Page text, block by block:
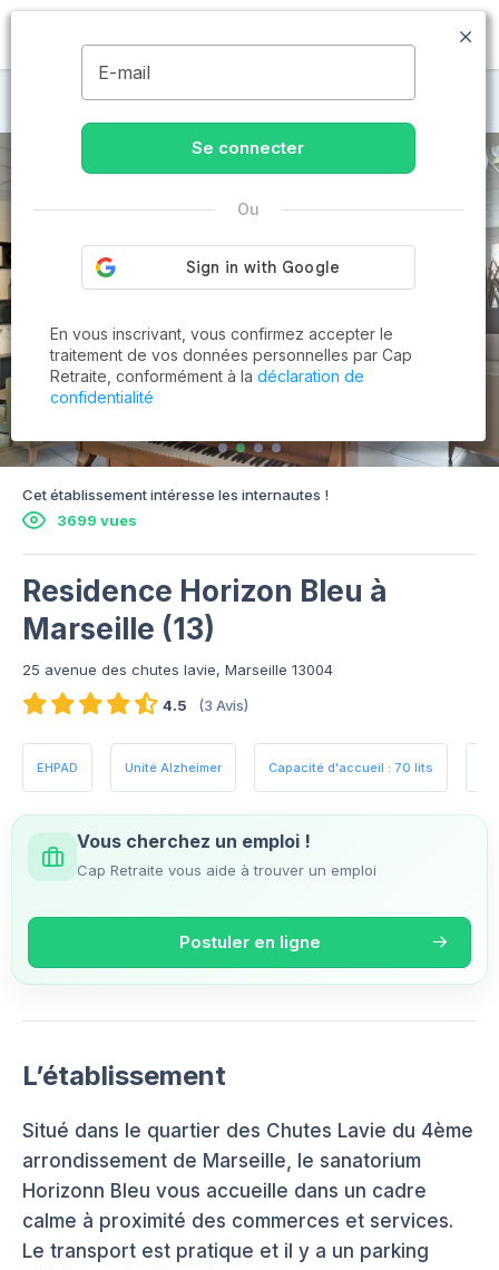
MENU
Maisons de retraite à Marseille
Cet établissement intéresse les internautes !
3699 vues
Residence Horizon Bleu à
Marseille (13)
25 avenue des chutes lavie, Marseille 13004
4.5
(3 Avis)
EHPAD Unité Alzheimer Capacité d'accueil : 70 lits
Vous cherchez un emploi !
Cap Retraite vous aide à trouver un emploi
Postuler en ligne
L’établissement
Situé dans le quartier des Chutes Lavie du 4ème
arrondissement de Marseille, le sanatorium
Horizon​​n Bleu vous accueille dans un cadre
calme à proximité des commerces et services.
Le transport est pratique et il y a un parking
E-mail
Se connecter
Ou
En vous inscrivant, vous confirmez accepter le
traitement de vos données personnelles par Cap
Retraite, conformément à la déclaration de
confidentialité